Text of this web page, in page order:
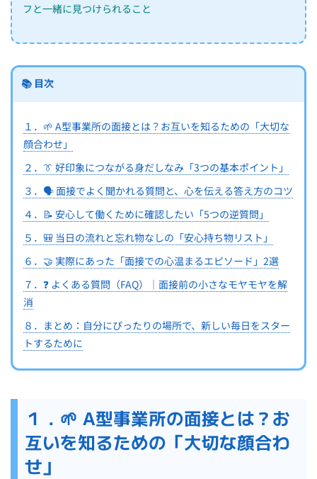
フと一緒に見つけられること
📚 目次
１．🌱 A型事業所の面接とは？お互いを知るための「大切な
顔合わせ」
２．👔 好印象につながる身だしなみ「3つの基本ポイント」
３．🗣️ 面接でよく聞かれる質問と、心を伝える答え方のコツ
４．📝 安心して働くために確認したい「5つの逆質問」
５．🎒 当日の流れと忘れ物なしの「安心持ち物リスト」
６．🤝 実際にあった「面接での心温まるエピソード」2選
７．❓ よくある質問（FAQ）｜面接前の小さなモヤモヤを解
消
８．まとめ：自分にぴったりの場所で、新しい毎日をスター
トするために
１．🌱 A型事業所の面接とは？お
互いを知るための「大切な顔合わ
せ」